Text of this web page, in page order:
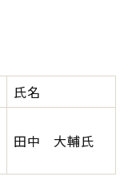
氏名
田中 大輔氏